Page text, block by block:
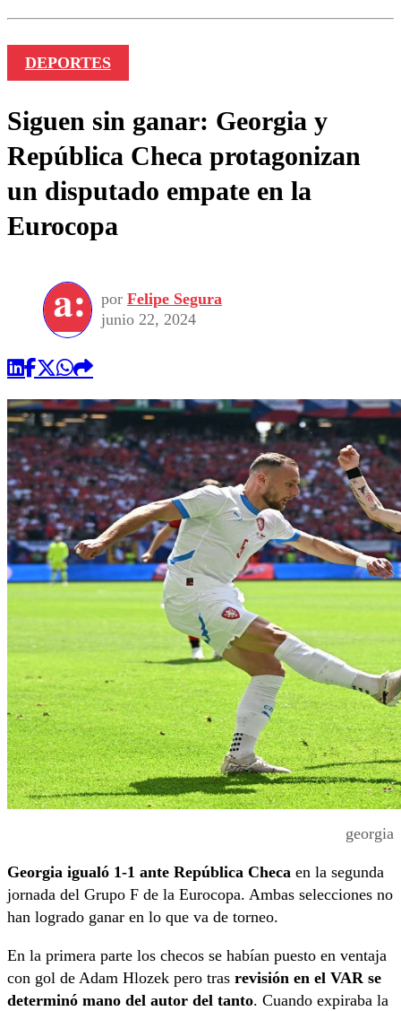
DEPORTES
Siguen sin ganar: Georgia y
República Checa protagonizan
un disputado empate en la
Eurocopa
por Felipe Segura
junio 22, 2024
georgia
Georgia igualó 1-1 ante República Checa en la segunda
jornada del Grupo F de la Eurocopa. Ambas selecciones no
han logrado ganar en lo que va de torneo.
En la primera parte los checos se habían puesto en ventaja
con gol de Adam Hlozek pero tras revisión en el VAR se
determinó mano del autor del tanto. Cuando expiraba la